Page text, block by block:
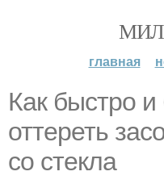
главная
Как быстро и
оттереть
со стекла